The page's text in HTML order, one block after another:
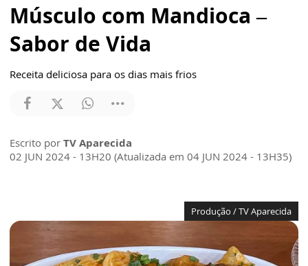
Músculo com Mandioca –
Sabor de Vida
Receita deliciosa para os dias mais frios
Escrito por TV Aparecida
02 JUN 2024 - 13H20 (Atualizada em 04 JUN 2024 - 13H35)
Produção / TV Aparecida